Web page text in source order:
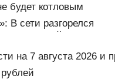
будет котловым
В сети разгорелся
млн рублей
на 7 августа 2026 и